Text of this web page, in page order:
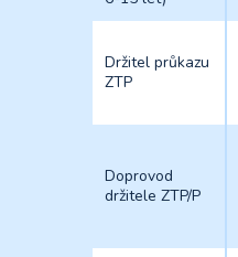
Držitel průkazu
ZTP
Doprovod
držitele ZTP/P